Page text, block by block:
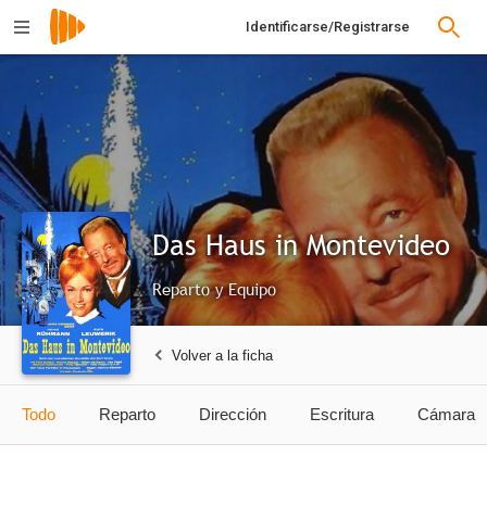
Identificarse/Registrarse
Das Haus in Montevideo
Reparto y Equipo
Volver a la ficha
Todo Reparto Dirección Escritura Cámara